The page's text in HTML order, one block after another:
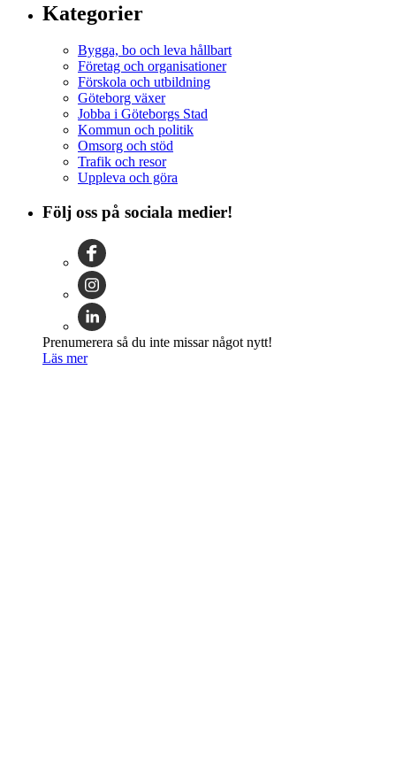
Kategorier
Bygga, bo och leva hållbart
Företag och organisationer
Förskola och utbildning
Göteborg växer
Jobba i Göteborgs Stad
Kommun och politik
Omsorg och stöd
Trafik och resor
Uppleva och göra
Följ oss på sociala medier!
Prenumerera så du inte missar något nytt!
Läs mer